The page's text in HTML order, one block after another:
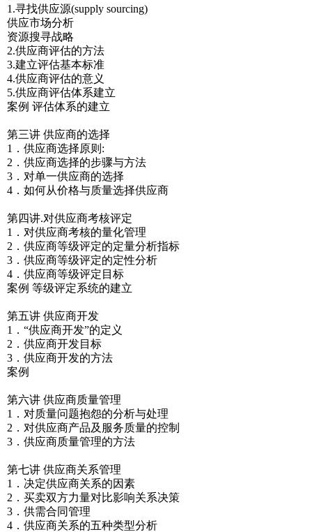
1.寻找供应源(supply sourcing)
供应市场分析
资源搜寻战略
2.供应商评估的方法
3.建立评估基本标准
4.供应商评估的意义
5.供应商评估体系建立
案例 评估体系的建立
第三讲 供应商的选择
1．供应商选择原则:
2．供应商选择的步骤与方法
3．对单一供应商的选择
4．如何从价格与质量选择供应商
第四讲.对供应商考核评定
1．对供应商考核的量化管理
2．供应商等级评定的定量分析指标
3．供应商等级评定的定性分析
4．供应商等级评定目标
案例 等级评定系统的建立
第五讲 供应商开发
1．“供应商开发”的定义
2．供应商开发目标
3．供应商开发的方法
案例
第六讲 供应商质量管理
1．对质量问题抱怨的分析与处理
2．对供应商产品及服务质量的控制
3．供应商质量管理的方法
第七讲 供应商关系管理
1．决定供应商关系的因素
2．买卖双方力量对比影响关系决策
3．供需合同管理
4．供应商关系的五种类型分析